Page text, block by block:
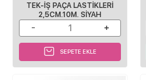
TEK-IŞ PAÇA LASTIKLERI
2,5CM.10M. SIYAH
SEPETE EKLE